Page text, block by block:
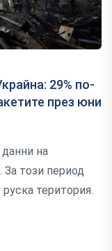
29% по-
през юни
на
този период
територия.